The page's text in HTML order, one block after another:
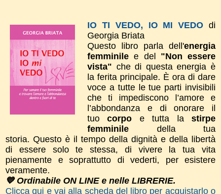
IO TI VEDO, IO MI VEDO di
Georgia Briata
Questo libro parla dell'energia
femminilee del "Non essere
vista" che di questa energia è
la ferita principale. È ora di dare
voce a tutte le tue parti invisibili
che ti impediscono l’amore e
l’abbondanza e di onorare il
tuocorpo e tutta lastirpe
femminile della tua
storia. Questo è il tempo della dignità e della libertà
di essere solo te stessa, di vivere la tua vita
pienamente e soprattutto di vederti, per esistere
veramente.
💙 Ordinabile ON LINE e nelle LIBRERIE.
Clicca qui e vai alla scheda del libro per acquistarlo o